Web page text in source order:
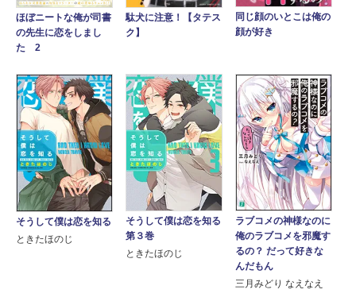
ほぼニートな俺が司書
の先生に恋をしまし
た 2
駄犬に注意！【タテス
ク】
同じ顔のいとこは俺の
顔が好き
そうして僕は恋を知る
ときたほのじ
そうして僕は恋を知る
第３巻
ときたほのじ
ラブコメの神様なのに
俺のラブコメを邪魔す
るの？ だって好きな
んだもん
三月みどり なえなえ